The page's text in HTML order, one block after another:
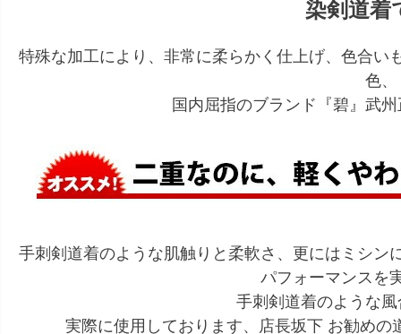
染剣道着
特殊な加工により、非常に柔らかく仕上げ、色合い
色、
国内屈指のブランド『碧』武
手刺剣道着のような肌触りと柔軟さ、更にはミシン
パフォーマンスを
手刺剣道着のような
実際に使用しております、店長坂下 お勧め